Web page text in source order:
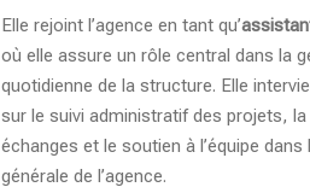
Elle rejoint l’agence en tant qu’
où elle assure un rôle central dans la
quotidienne de la structure. Elle
sur le suivi administratif des projets,
échanges et le soutien à l’équipe dans
générale de l’agence.